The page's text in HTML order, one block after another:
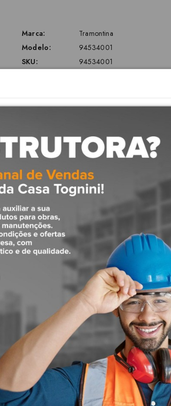
Marca:
Tramontina
Modelo:
94534001
SKU:
94534001